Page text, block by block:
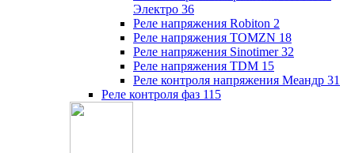
Электро 36
Реле напряжения Robiton 2
Реле напряжения TOMZN 18
Реле напряжения Sinotimer 32
Реле напряжения TDM 15
Реле контроля напряжения Меандр 31
Реле контроля фаз 115